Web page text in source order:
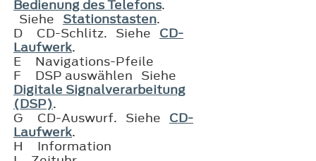
Bedienung des Telefons.
Siehe Stationstasten.
D
CD-Schlitz. Siehe CD-
Laufwerk.
E
Navigations-Pfeile
F
DSP auswählen Siehe
Digitale Signalverarbeitung
(DSP).
G
CD-Auswurf. Siehe CD-
Laufwerk.
H
Information